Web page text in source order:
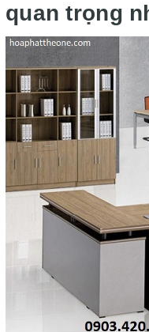
quan trọng